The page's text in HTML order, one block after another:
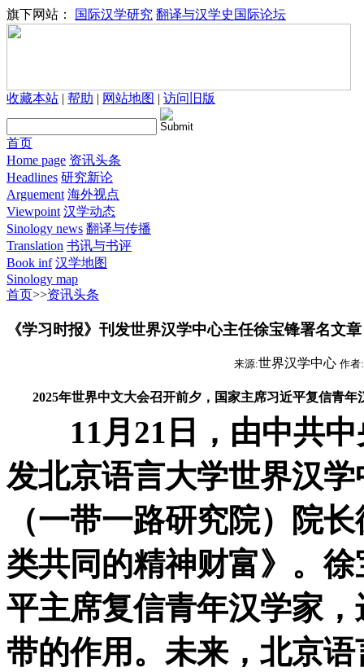
旗下网站： 国际汉学研究 翻译与汉学史国际论坛
收藏本站 | 帮助 | 网站地图 | 访问旧版
首页
Home page 资讯头条
Headlines 研究新论
Arguement 海外视点
Viewpoint 汉学动态
Sinology news 翻译与传播
Translation 书讯与书评
Book inf 汉学地图
Sinology map
首页>>资讯头条
《学习时报》刊发世界汉学中心主任徐宝锋署名文
来源:世界汉学中心 作者:
2025年世界中文大会召开前夕，国家主席习近平复信青
11月21日，由中共中
发北京语言大学世界汉
（一带一路研究院）院
类共同的精神财富》。
平主席复信青年汉学家
带的作用。未来，北京